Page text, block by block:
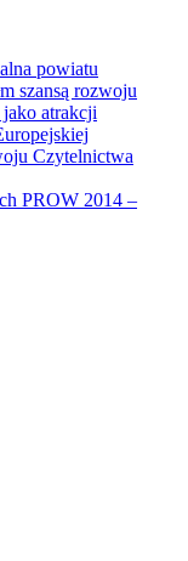
powiatu
szansą rozwoju
atrakcji
Czytelnictwa
PROW 2014 –